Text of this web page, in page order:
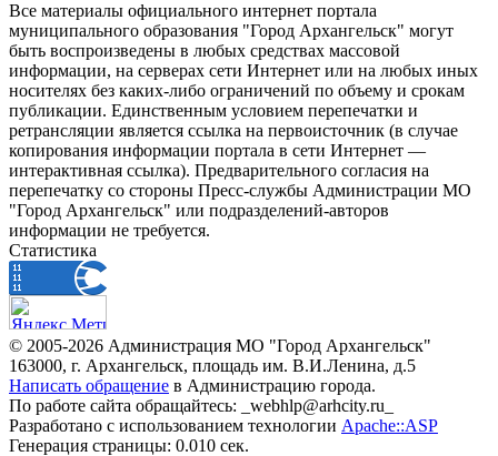
Все материалы официального интернет портала
муниципального образования "Город Архангельск" могут
быть воспроизведены в любых средствах массовой
информации, на серверах сети Интернет или на любых иных
носителях без каких-либо ограничений по объему и срокам
публикации. Единственным условием перепечатки и
ретрансляции является ссылка на первоисточник (в случае
копирования информации портала в сети Интернет —
интерактивная ссылка). Предварительного согласия на
перепечатку со стороны Пресс-службы Администрации МО
"Город Архангельск" или подразделений-авторов
информации не требуется.
Статистика
© 2005-2026 Администрация МО "Город Архангельск"
163000, г. Архангельск, площадь им. В.И.Ленина, д.5
Написать обращение в Администрацию города.
По работе сайта обращайтесь: _webhlp@arhcity.ru_
Разработано с использованием технологии Apache::ASP
Генерация страницы: 0.010 сек.